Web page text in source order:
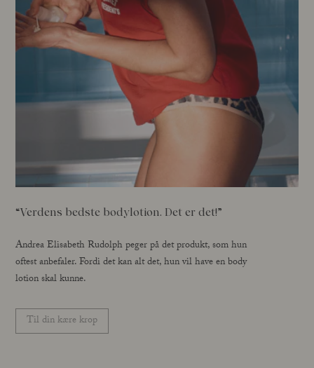
“Verdens bedste bodylotion. Det er det!”
Andrea Elisabeth Rudolph peger på det produkt, som hun
oftest anbefaler. Fordi det kan alt det, hun vil have en body
lotion skal kunne.
Til din kære krop